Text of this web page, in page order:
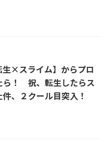
生×スライム】からプロ
ら！ 祝、転生したらス
、２クール目突入！